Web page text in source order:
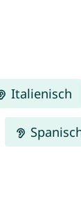
Italienisch